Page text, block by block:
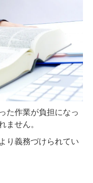
た作業が負担になっ
ません。
り義務づけられてい